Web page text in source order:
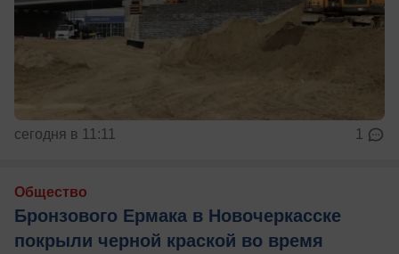
сегодня в 11:11 1
Общество
Бронзового Ермака в Новочеркасске
покрыли черной краской во время